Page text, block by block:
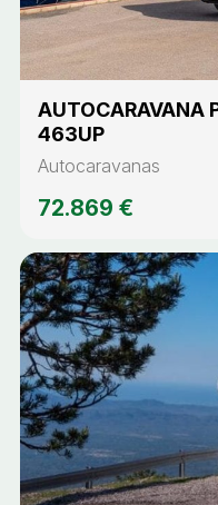
AUTOCARAVANA
463UP
Autocaravanas
72.869 €